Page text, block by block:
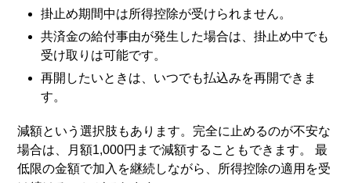
掛止め期間中は所得控除が受けられません。
共済金の給付事由が発生した場合は、掛止め中でも
受け取りは可能です。
再開したいときは、いつでも払込みを再開できま
す。
減額という選択肢もあります。完全に止めるのが不安な
場合は、月額1,000円まで減額することもできます。 最
低限の金額で加入を継続しながら、所得控除の適用を受